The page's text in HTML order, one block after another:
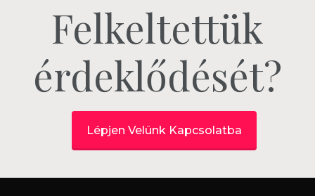
Felkeltettük
érdeklődését?
Lépjen Velünk Kapcsolatba